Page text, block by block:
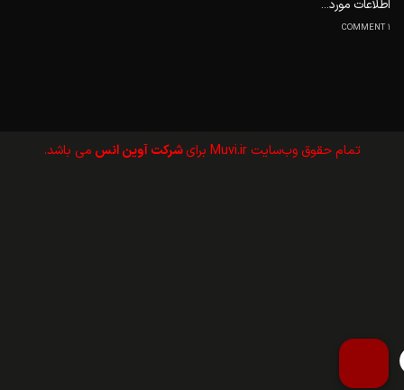
اطلاعات مورد...
1 COMMENT
تمام حقوق وب‌سايت Muvi.ir برای شرکت آوین انس می باشد.